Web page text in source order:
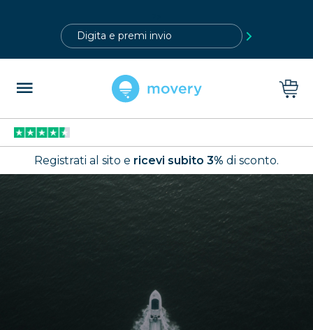
Registrati al sito e ricevi subito 3% di sconto.